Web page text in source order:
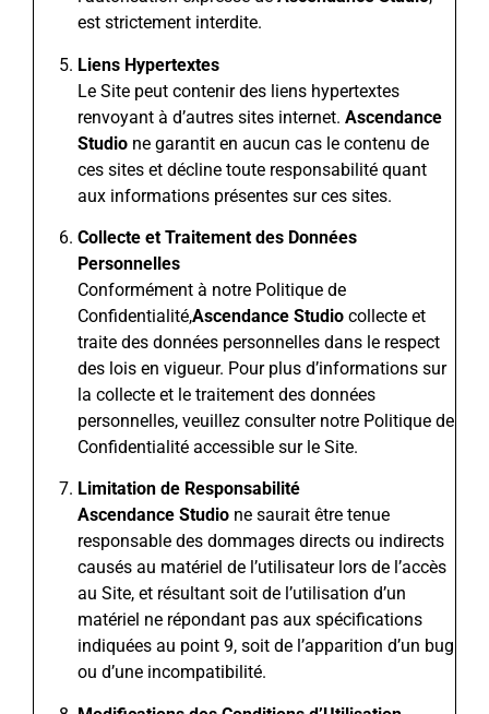
est strictement interdite.
Liens Hypertextes
Le Site peut contenir des liens hypertextes
renvoyant à d’autres sites internet. Ascendance
Studio ne garantit en aucun cas le contenu de
ces sites et décline toute responsabilité quant
aux informations présentes sur ces sites.
Collecte et Traitement des Données
Personnelles
Conformément à notre Politique de
Confidentialité,Ascendance Studio collecte et
traite des données personnelles dans le respect
des lois en vigueur. Pour plus d’informations sur
la collecte et le traitement des données
personnelles, veuillez consulter notre Politique de
Confidentialité accessible sur le Site.
Limitation de Responsabilité
Ascendance Studio ne saurait être tenue
responsable des dommages directs ou indirects
causés au matériel de l’utilisateur lors de l’accès
au Site, et résultant soit de l’utilisation d’un
matériel ne répondant pas aux spécifications
indiquées au point 9, soit de l’apparition d’un bug
ou d’une incompatibilité.